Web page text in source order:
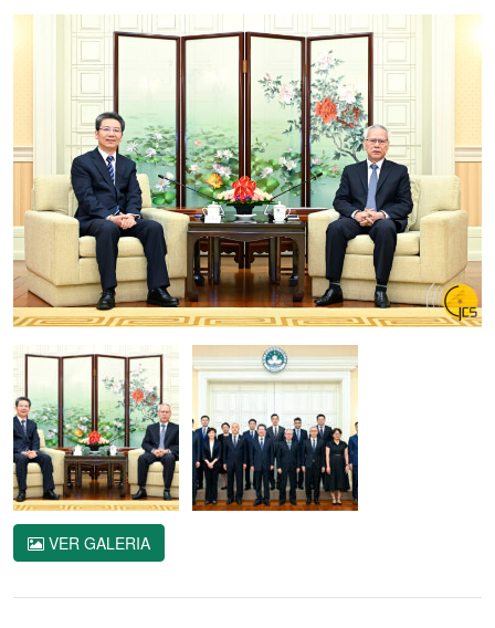
VER GALERIA